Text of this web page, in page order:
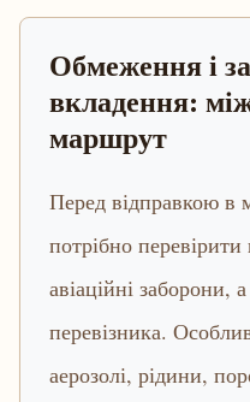
Обмеження і
вкладення:
маршрут
Перед відправкою в
потрібно
авіаційні заборони,
перевізника.
аерозолі, рідини,